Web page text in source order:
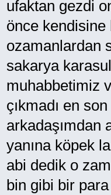
ufaktan gezdi
önce
ozamanlardan
sakarya
muhabbetimiz
çıkmadı en
arkadaşımdan
yanına köpek
abi dedik o
bin gibi bir para